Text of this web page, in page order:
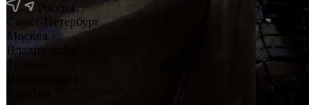
Россия
Санкт-Петербург
Москва
Владивосток